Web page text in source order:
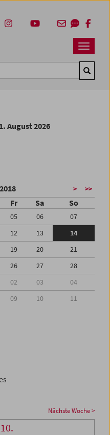
Navbar
August 2026
> >>
Fr Sa So
05 06
07
12 13
14
19 20
21
26 27
28
02 03
04
09 10 11
Nächste Woche >